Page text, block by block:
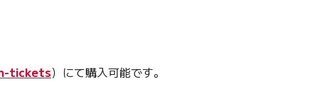
tickets）にて購入可能です。